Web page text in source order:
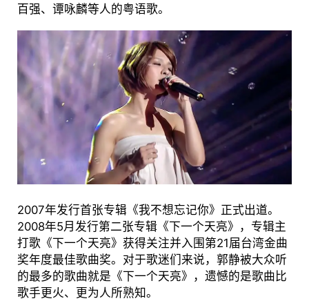
百强、谭咏麟等人的粤语歌。
2007年发行首张专辑《我不想忘记你》正式出道。
2008年5月发行第二张专辑《下一个天亮》，专辑主
打歌《下一个天亮》获得关注并入围第21届台湾金曲
奖年度最佳歌曲奖。对于歌迷们来说，郭静被大众听
的最多的歌曲就是《下一个天亮》，遗憾的是歌曲比
歌手更火、更为人所熟知。